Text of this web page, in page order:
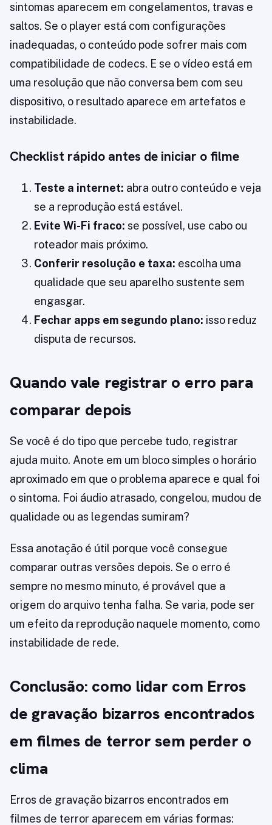
sintomas aparecem em congelamentos, travas e
saltos. Se o player está com configurações
inadequadas, o conteúdo pode sofrer mais com
compatibilidade de codecs. E se o vídeo está em
uma resolução que não conversa bem com seu
dispositivo, o resultado aparece em artefatos e
instabilidade.
Checklist rápido antes de iniciar o filme
Teste a internet: abra outro conteúdo e veja
se a reprodução está estável.
Evite Wi-Fi fraco: se possível, use cabo ou
roteador mais próximo.
Conferir resolução e taxa: escolha uma
qualidade que seu aparelho sustente sem
engasgar.
Fechar apps em segundo plano: isso reduz
disputa de recursos.
Quando vale registrar o erro para
comparar depois
Se você é do tipo que percebe tudo, registrar
ajuda muito. Anote em um bloco simples o horário
aproximado em que o problema aparece e qual foi
o sintoma. Foi áudio atrasado, congelou, mudou de
qualidade ou as legendas sumiram?
Essa anotação é útil porque você consegue
comparar outras versões depois. Se o erro é
sempre no mesmo minuto, é provável que a
origem do arquivo tenha falha. Se varia, pode ser
um efeito da reprodução naquele momento, como
instabilidade de rede.
Conclusão: como lidar com Erros
de gravação bizarros encontrados
em filmes de terror sem perder o
clima
Erros de gravação bizarros encontrados em
filmes de terror aparecem em várias formas: